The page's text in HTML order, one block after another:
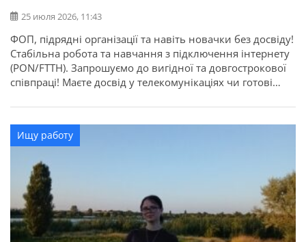
25 июля 2026, 11:43
ФОП, підрядні організації та навіть новачки без досвіду!
Стабільна робота та навчання з підключення інтернету
(PON/FTTH). ​Запрошуємо до вигідної та довгострокової
співпраці! Маєте досвід у телекомунікаціях чи готові
на вас — забезпечимо стабільними замовленнями та
навчимо всім тонкощам справи!
Ищу работу